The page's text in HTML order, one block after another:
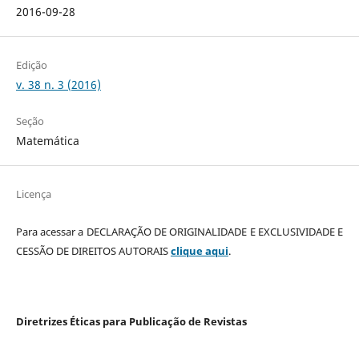
2016-09-28
Edição
v. 38 n. 3 (2016)
Seção
Matemática
Licença
Para acessar a DECLARAÇÃO DE ORIGINALIDADE E EXCLUSIVIDADE E
CESSÃO DE DIREITOS AUTORAISclique aqui.
Diretrizes Éticas para Publicação de Revistas